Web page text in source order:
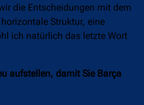
die Entscheidungen mit dem
Struktur, eine
ich natürlich das letzte Wort
aufstellen, damit Sie Barça